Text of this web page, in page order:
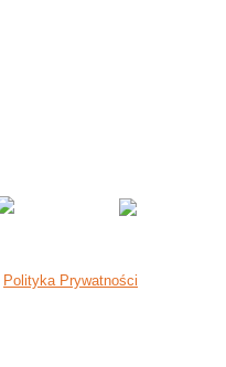
Polityka Prywatności